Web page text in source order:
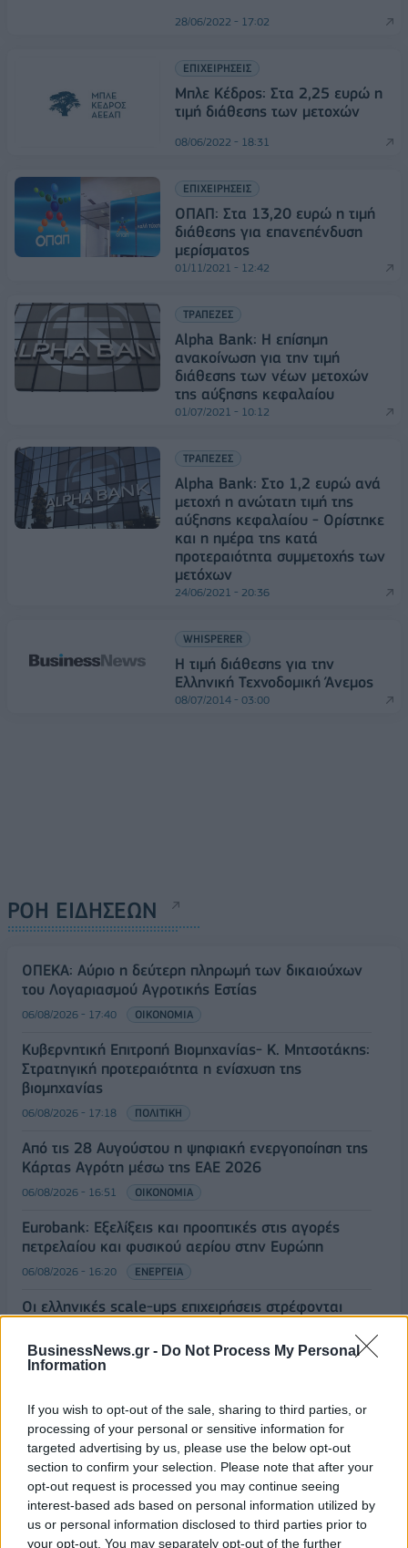
BusinessNews.gr - Do Not Process My Personal
Information
If you wish to opt-out of the sale, sharing to third parties, or
processing of your personal or sensitive information for
targeted advertising by us, please use the below opt-out
section to confirm your selection. Please note that after your
opt-out request is processed you may continue seeing
interest-based ads based on personal information utilized by
us or personal information disclosed to third parties prior to
your opt-out. You may separately opt-out of the further
28/06/2022 - 17:02
ΕΠΙΧΕΙΡΗΣΕΙΣ
Μπλε Κέδρος: Στα 2,25 ευρώ η
τιμή διάθεσης των μετοχών
08/06/2022 - 18:31
ΕΠΙΧΕΙΡΗΣΕΙΣ
ΟΠΑΠ: Στα 13,20 ευρώ η τιμή
διάθεσης για επανεπένδυση
μερίσματος
01/11/2021 - 12:42
ΤΡΑΠΕΖΕΣ
Alpha Bank: Η επίσημη
ανακοίνωση για την τιμή
διάθεσης των νέων μετοχών
της αύξησης κεφαλαίου
01/07/2021 - 10:12
ΤΡΑΠΕΖΕΣ
Alpha Bank: Στο 1,2 ευρώ ανά
μετοχή η ανώτατη τιμή της
αύξησης κεφαλαίου - Ορίστηκε
και η ημέρα της κατά
προτεραιότητα συμμετοχής των
μετόχων
24/06/2021 - 20:36
WHISPERER
Η τιμή διάθεσης για την
Ελληνική Τεχνοδομική Άνεμος
08/07/2014 - 03:00
ΡΟΗ ΕΙΔΗΣΕΩΝ
ΟΠΕΚΑ: Αύριο η δεύτερη πληρωμή των δικαιούχων
του Λογαριασμού Αγροτικής Εστίας
06/08/2026 - 17:40 ΟΙΚΟΝΟΜΙΑ
Κυβερνητική Επιτροπή Βιομηχανίας- Κ. Μητσοτάκης:
Στρατηγική προτεραιότητα η ενίσχυση της
βιομηχανίας
06/08/2026 - 17:18 ΠΟΛΙΤΙΚΗ
Από τις 28 Αυγούστου η ψηφιακή ενεργοποίηση της
Κάρτας Αγρότη μέσω της ΕΑΕ 2026
06/08/2026 - 16:51 ΟΙΚΟΝΟΜΙΑ
Eurobank: Εξελίξεις και προοπτικές στις αγορές
πετρελαίου και φυσικού αερίου στην Ευρώπη
06/08/2026 - 16:20 ΕΝΕΡΓΕΙΑ
Οι ελληνικές scale-ups επιχειρήσεις στρέφονται
προσέλκυση πελατών
06/08/2026 - 15:56
Χρηματιστήριο: Στις 2.627,95 μονάδες ο Γενικός
Δείκτης Τιμών, με άνοδο 0,15%
06/08/2026 - 15:46 ΟΙΚΟΝΟΜΙΑ
ΥΠΑΑΤ: Αποζημιώσεις 38,1 εκατ. ευρώ σε
κτηνοτρόφους για ευλογιά, πανώλη και αφθώδη
πυρετό